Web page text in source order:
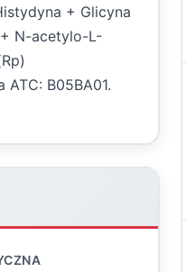
+ Glicyna
N-acetylo-L-
B05BA01.